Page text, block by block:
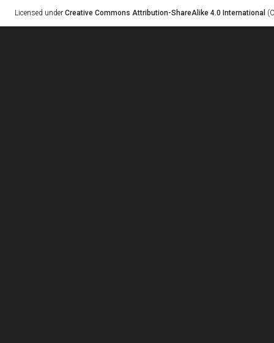
Licensed under Creative Commons Attribution-ShareAlike 4.0 International